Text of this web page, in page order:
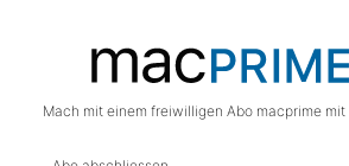
Mach mit einem freiwilligen Abo macprime mit